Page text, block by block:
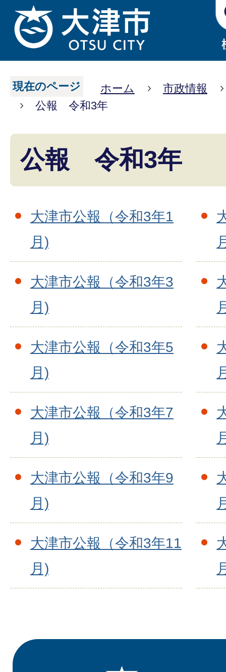
現在のページ ホーム
市政情報
公報 令和3年
公報 令和3年
大津市公報（令和3年1
月)
大津市公報（令和3年3
月)
大津市公報（令和3年5
月)
大津市公報（令和3年7
月)
大津市公報（令和3年9
月)
大津市公報（令和3年11
月)